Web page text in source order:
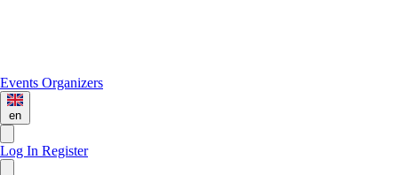
Events Organizers
en
Log In Register